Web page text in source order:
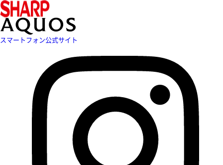
スマートフォン公式サイト